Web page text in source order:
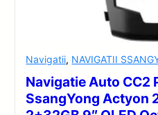
Navigatii, NAVIGATII
Navigatie Auto CC2
SsangYong Actyon